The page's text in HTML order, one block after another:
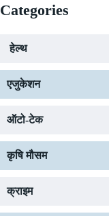
Categories
हेल्थ
एजुकेशन
ऑटो-टेक
कृषि मौसम
क्राइम